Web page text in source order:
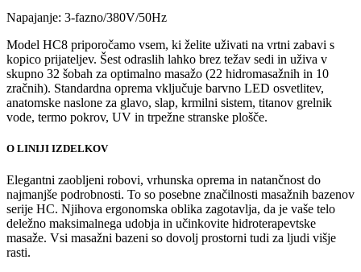
Napajanje: 3-fazno/380V/50Hz
Model HC8 priporočamo vsem, ki želite uživati ​​na vrtni zabavi s
kopico prijateljev. Šest odraslih lahko brez težav sedi in uživa v
skupno 32 šobah za optimalno masažo (22 hidromasažnih in 10
zračnih). Standardna oprema vključuje barvno LED osvetlitev,
anatomske naslone za glavo, slap, krmilni sistem, titanov grelnik
vode, termo pokrov, UV in trpežne stranske plošče.
O LINIJI IZDELKOV
Elegantni zaobljeni robovi, vrhunska oprema in natančnost do
najmanjše podrobnosti. To so posebne značilnosti masažnih bazenov
serije HC. Njihova ergonomska oblika zagotavlja, da je vaše telo
deležno maksimalnega udobja in učinkovite hidroterapevtske
masaže. Vsi masažni bazeni so dovolj prostorni tudi za ljudi višje
rasti.